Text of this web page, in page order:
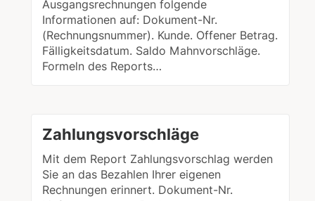
Ausgangsrechnungen folgende
Informationen auf: Dokument-Nr.
(Rechnungsnummer). Kunde. Offener Betrag.
Fälligkeitsdatum. Saldo Mahnvorschläge.
Formeln des Reports…
Zahlungsvorschläge
Mit dem Report Zahlungsvorschlag werden
Sie an das Bezahlen Ihrer eigenen
Rechnungen erinnert. Dokument-Nr.